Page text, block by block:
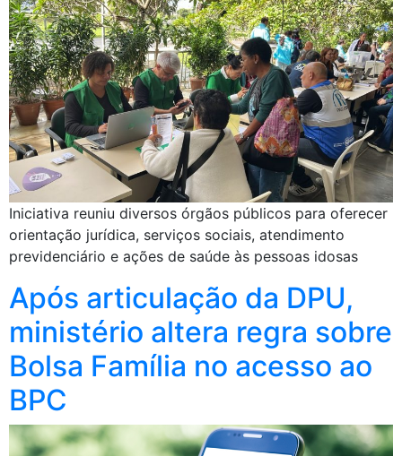
Iniciativa reuniu diversos órgãos públicos para oferecer
orientação jurídica, serviços sociais, atendimento
previdenciário e ações de saúde às pessoas idosas
Após articulação da DPU,
ministério altera regra sobre
Bolsa Família no acesso ao
BPC